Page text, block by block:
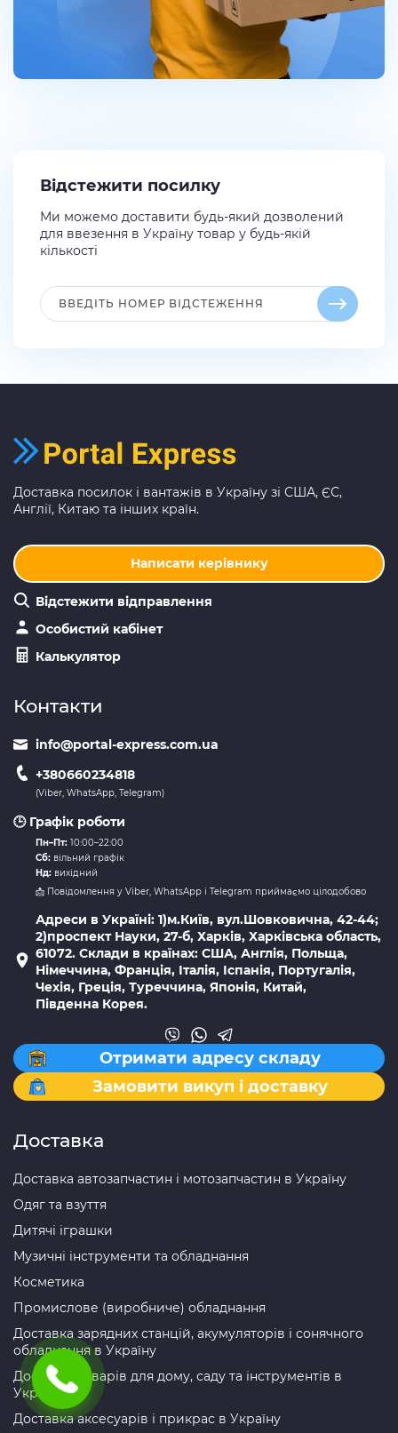
Відстежити посилку
Ми можемо доставити будь-який дозволений
для ввезення в Україну товар у будь-якій
кількості
Доставка посилок і вантажів в Україну зі США, ЄС,
Англії, Китаю та інших країн.
Написати керівнику
Відстежити відправлення
Особистий кабінет
Калькулятор
Контакти
info@portal-express.com.ua
+380660234818
(Viber, WhatsApp, Telegram)
🕒 Графік роботи
Пн–Пт: 10:00–22:00
Сб: вільний графік
Нд: вихідний
📩 Повідомлення у Viber, WhatsApp і Telegram приймаємо цілодобово
Адреси в Україні: 1)м.Київ, вул.Шовковична, 42-44;
2)проспект Науки, 27-б, Харків, Харківська область,
61072. Склади в країнах: США, Англія, Польща,
Німеччина, Франція, Італія, Іспанія, Португалія,
Чехія, Греція, Туреччина, Японія, Китай,
Південна Корея.
Отримати адресу складу
Замовити викуп і доставку
Доставка
Доставка автозапчастин і мотозапчастин в Україну
Одяг та взуття
Дитячі іграшки
Музичні інструменти та обладнання
Косметика
Промислове (виробниче) обладнання
Доставка зарядних станцій, акумуляторів і сонячного
обладнання в Україну
Доставка товарів для дому, саду та інструментів в
Україну
Доставка аксесуарів і прикрас в Україну